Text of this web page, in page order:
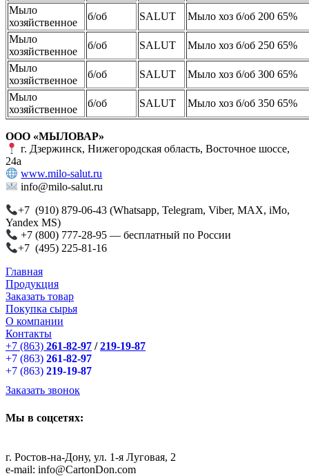
Мыло
хозяйственное
б/об SALUT
Мыло хоз б/об 200 65%
Мыло
хозяйственное
б/об SALUT
Мыло хоз б/об 250 65%
Мыло
хозяйственное
б/об SALUT
Мыло хоз б/об 300 65%
Мыло
хозяйственное
б/об SALUT Мыло хоз б/об 350 65%
ООО «МЫЛОВАР»
г. Дзержинск, Нижегородская область, Восточное шоссе,
24а
www.milo-salut.ru
info@milo-salut.ru
+7 (910) 879-06-43 (Whatsapp, Telegram, Viber, MAX, iMo,
Yandex MS)
+7 (800) 777-28-95 — бесплатный по России
+7 (495) 225-81-16
Главная
Продукция
Заказать товар
Покупка сырья
О компании
Контакты
+7 (863) 261-82-97 / 219-19-87
+7 (863) 261-82-97
+7 (863) 219-19-87
Заказать звонок
Мы в соцсетях:
г. Ростов-на-Дону, ул. 1-я Луговая, 2
e-mail: info@СartonDon.com